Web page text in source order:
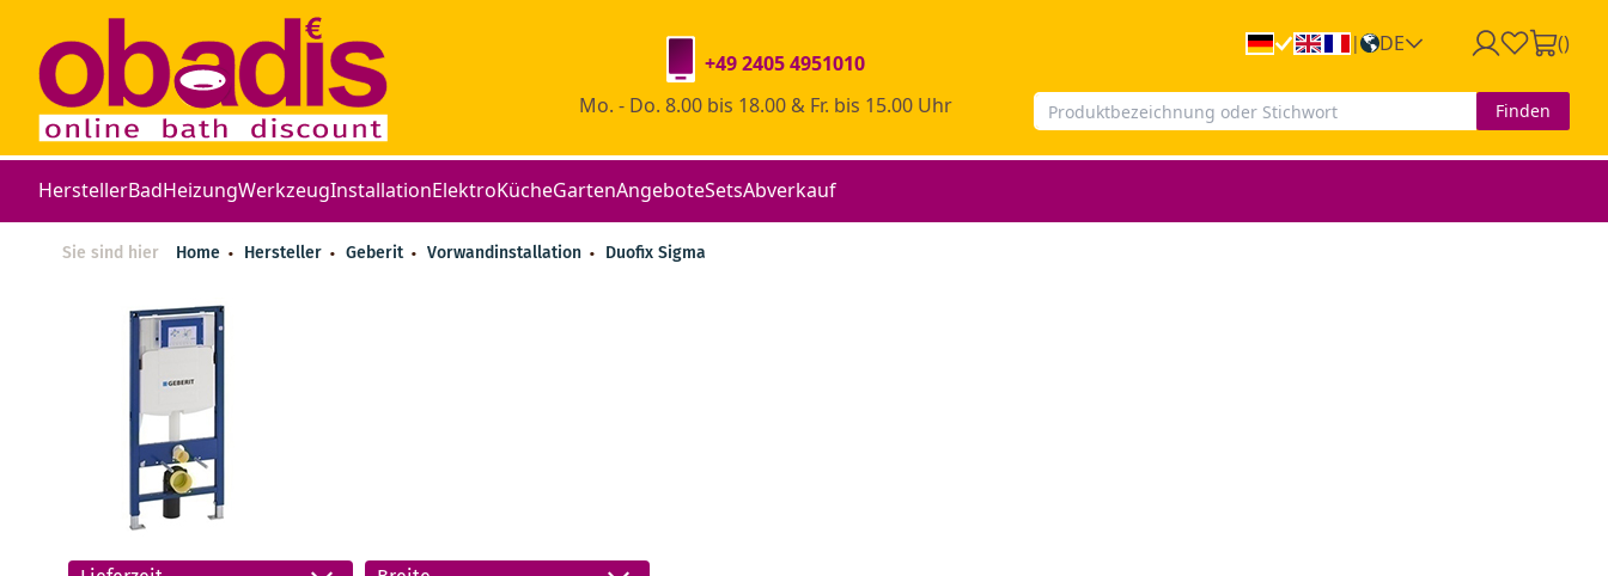
| DE ()
+49 2405 4951010
Mo. - Do. 8.00 bis 18.00 & Fr. bis 15.00 Uhr
Finden
HerstellerBadHeizungWerkzeugInstallationElektroKücheGartenAngeboteSetsAbverkauf
Sie sind hier Home Hersteller Geberit Vorwandinstallation Duofix Sigma